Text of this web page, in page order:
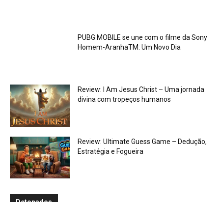
PUBG MOBILE se une com o filme da Sony
Homem-AranhaTM: Um Novo Dia
Review: I Am Jesus Christ – Uma jornada
divina com tropeços humanos
Review: Ultimate Guess Game – Dedução,
Estratégia e Fogueira